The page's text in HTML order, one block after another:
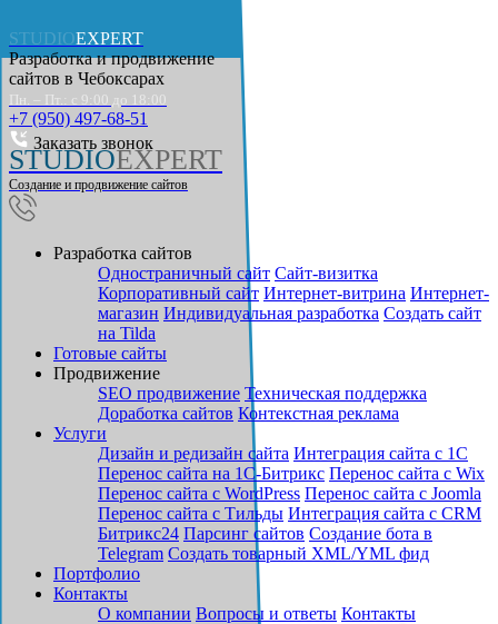
STUDIOEXPERT
Разработка и продвижение
сайтов в Чебоксарах
Пн. – Пт.: с 9:00 до 18:00
+7 (950) 497-68-51
Заказать звонок
STUDIOEXPERT
Создание и продвижение сайтов
Разработка сайтов
Одностраничный сайт Cайт-визитка
Корпоративный сайт Интернет-витрина Интернет-
магазин Индивидуальная разработка Создать сайт
на Tilda
Готовые сайты
Продвижение
SEO продвижение Техническая поддержка
Доработка сайтов Контекстная реклама
Услуги
Дизайн и редизайн сайта Интеграция сайта с 1С
Перенос сайта на 1С-Битрикс Перенос сайта с Wix
Перенос сайта с WordPress Перенос сайта с Joomla
Перенос сайта с Тильды Интеграция сайта с CRM
Битрикс24 Парсинг сайтов Создание бота в
Telegram Создать товарный XML/YML фид
Портфолио
Контакты
О компании Вопросы и ответы Контакты